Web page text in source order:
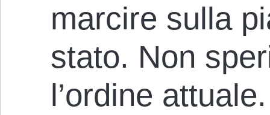
marcire sulla
stato. Non
l’ordine